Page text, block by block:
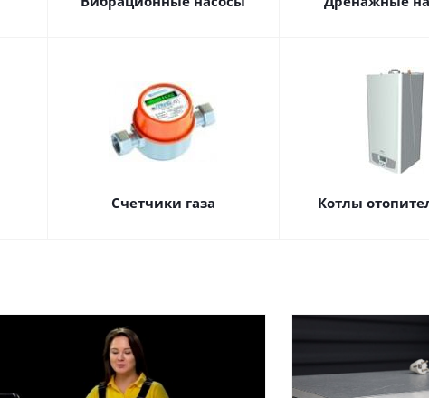
Счетчики газа Котлы